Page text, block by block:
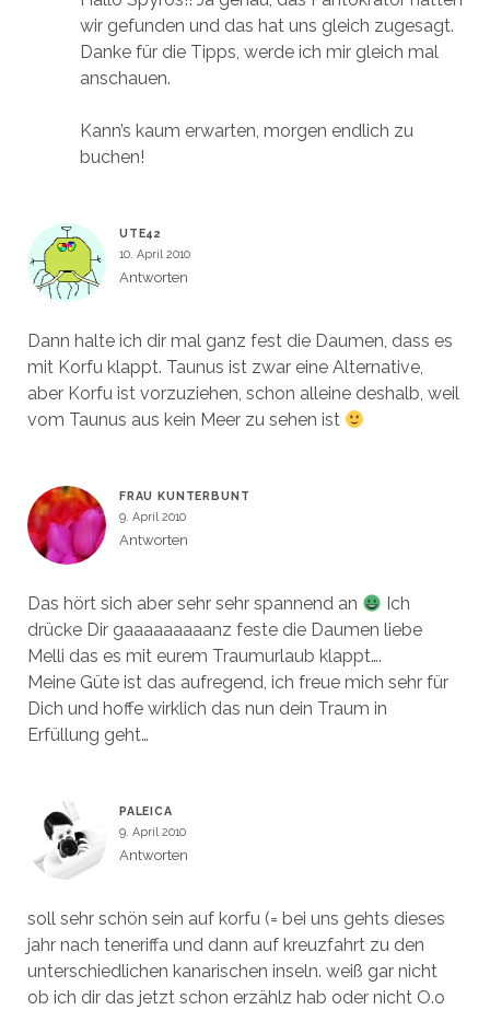
wir gefunden und das hat uns gleich zugesagt.
Danke für die Tipps, werde ich mir gleich mal
anschauen.
Kann’s kaum erwarten, morgen endlich zu
buchen!
UTE42
10. April 2010
Antworten
Dann halte ich dir mal ganz fest die Daumen, dass es
mit Korfu klappt. Taunus ist zwar eine Alternative,
aber Korfu ist vorzuziehen, schon alleine deshalb, weil
vom Taunus aus kein Meer zu sehen ist
FRAU KUNTERBUNT
9. April 2010
Antworten
Das hört sich aber sehr sehr spannend an
Ich
drücke Dir gaaaaaaaaanz feste die Daumen liebe
Melli das es mit eurem Traumurlaub klappt….
Meine Güte ist das aufregend, ich freue mich sehr für
Dich und hoffe wirklich das nun dein Traum in
Erfüllung geht…
PALEICA
9. April 2010
Antworten
soll sehr schön sein auf korfu (= bei uns gehts dieses
jahr nach teneriffa und dann auf kreuzfahrt zu den
unterschiedlichen kanarischen inseln. weiß gar nicht
ob ich dir das jetzt schon erzählz hab oder nicht O.o